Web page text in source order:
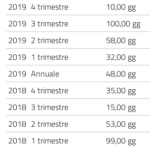
2019 4 trimestre 10,00 gg
2019 3 trimestre 100,00 gg
2019 2 trimestre 58,00 gg
2019 1 trimestre 32,00 gg
2019 Annuale 48,00 gg
2018 4 trimestre 35,00 gg
2018 3 trimestre 15,00 gg
2018 2 trimestre 53,00 gg
2018 1 trimestre 99,00 gg